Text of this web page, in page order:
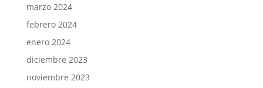
marzo 2024
febrero 2024
enero 2024
diciembre 2023
noviembre 2023